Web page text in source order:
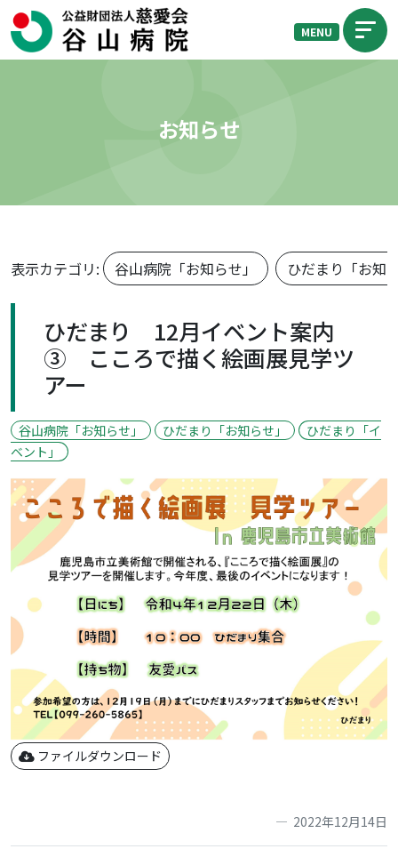
MENU
お知らせ
表示カテゴリ: 谷山病院「お知らせ」 ひだまり「お知
ひだまり 12月イベント案内
③ こころで描く絵画展見学ツ
アー
谷山病院「お知らせ」 ひだまり「お知らせ」
ひだまり「イ
ベント」
ファイルダウンロード
2022年12月14日